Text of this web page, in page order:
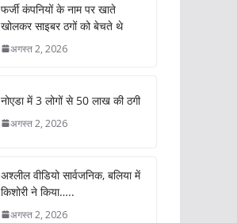
फर्जी कंपनियों के नाम पर खाते
खोलकर साइबर ठगों को बेचते थे
अगस्त 2, 2026
नोएडा में 3 लोगों से 50 लाख की ठगी
अगस्त 2, 2026
अश्लील वीडियो सार्वजनिक, बलिया में
किशोरी ने किया…..
अगस्त 2, 2026